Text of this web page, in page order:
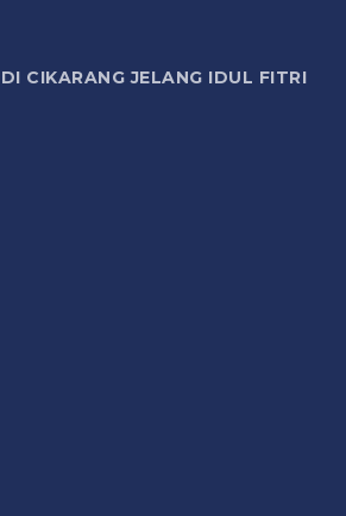
CIKARANG JELANG IDUL FITRI